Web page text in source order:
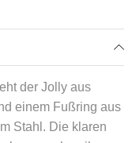
der Jolly aus
einem Fußring aus
Stahl. Die klaren